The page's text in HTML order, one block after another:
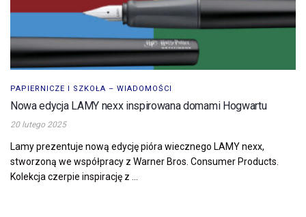
PAPIERNICZE I SZKOŁA – WIADOMOŚCI
Nowa edycja LAMY nexx inspirowana domami Hogwartu
20 lutego 2025
Lamy prezentuje nową edycję pióra wiecznego LAMY nexx,
stworzoną we współpracy z Warner Bros. Consumer Products.
Kolekcja czerpie inspirację z ...